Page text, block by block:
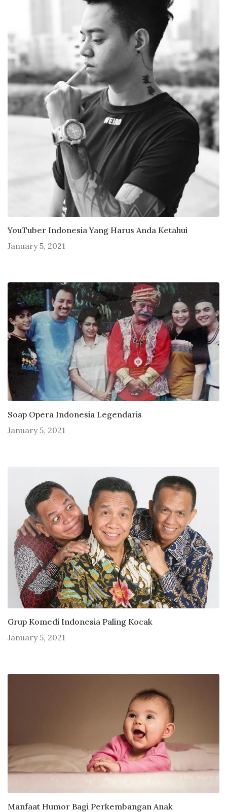
YouTuber Indonesia Yang Harus Anda Ketahui
January 5, 2021
Soap Opera Indonesia Legendaris
January 5, 2021
Grup Komedi Indonesia Paling Kocak
January 5, 2021
Manfaat Humor Bagi Perkembangan Anak